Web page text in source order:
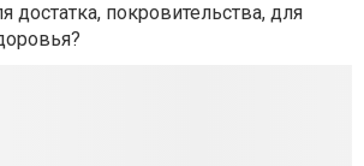
достатка, покровительства, для